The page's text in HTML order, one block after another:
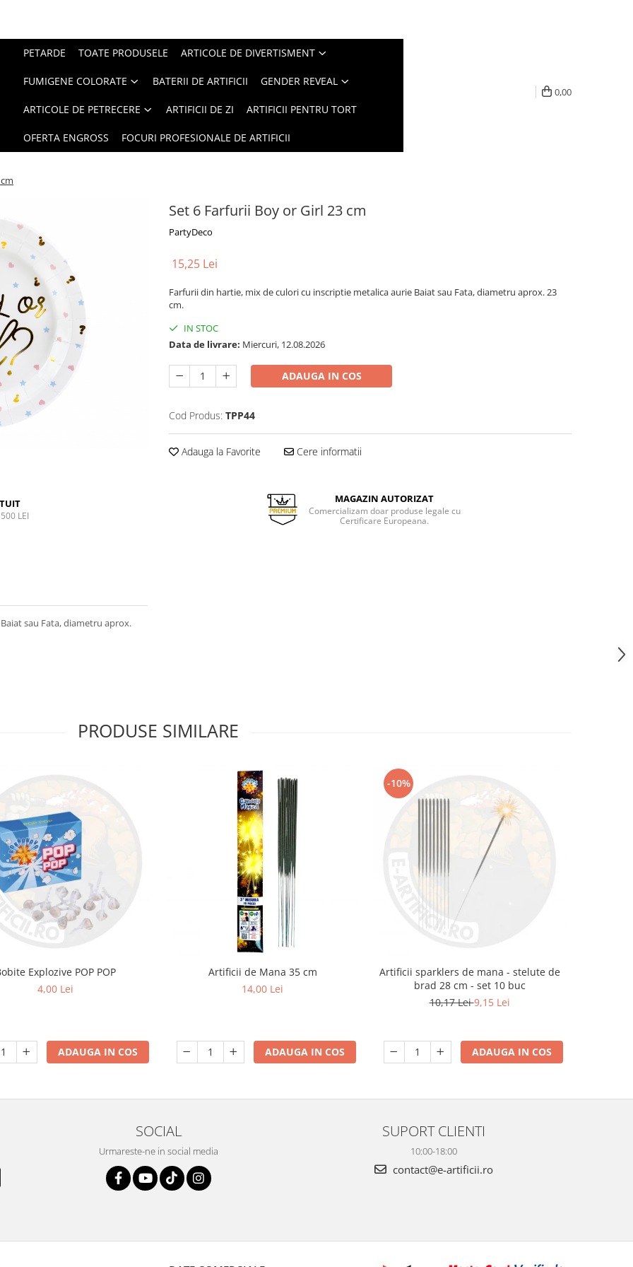
PETARDE TOATE PRODUSELE ARTICOLE DE DIVERTISMENT
FUMIGENE COLORATE BATERII DE ARTIFICII GENDER REVEAL
ARTICOLE DE PETRECERE ARTIFICII DE ZI ARTIFICII PENTRU TORT
OFERTA ENGROSS FOCURI PROFESIONALE DE ARTIFICII
0,00
Set 6 Farfurii Boy or Girl 23 cm
PartyDeco
15,25 Lei
Farfurii din hartie, mix de culori cu inscriptie metalica aurie Baiat sau Fata, diametru aprox. 23
cm.
IN STOC
Data de livrare: Miercuri, 12.08.2026
ADAUGA IN COS
Cod Produs: TPP44
Adauga la Favorite Cere informatii
LEI
MAGAZIN AUTORIZAT
Comercializam doar produse legale cu
Certificare Europeana.
sau Fata, diametru aprox.
PRODUSE SIMILARE
Explozive POP POP
4,00 Lei
ADAUGA IN COS
Artificii de Mana 35 cm
14,00 Lei
ADAUGA IN COS
-10%
Artificii sparklers de mana - stelute de
brad 28 cm - set 10 buc
10,17 Lei9,15 Lei
ADAUGA IN COS
SOCIAL
Urmareste-ne in social media
SUPORT CLIENTI
10:00-18:00
contact@e-artificii.ro